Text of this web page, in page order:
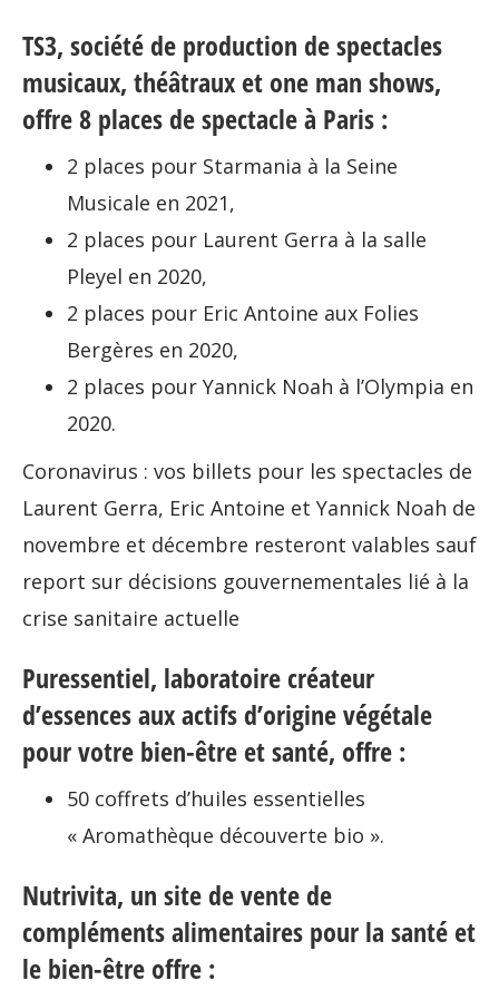
TS3, société de production de spectacles
musicaux, théâtraux et one man shows,
offre 8 places de spectacle à Paris :
2 places pour Starmania à la Seine
Musicale en 2021,
2 places pour Laurent Gerra à la salle
Pleyel en 2020,
2 places pour Eric Antoine aux Folies
Bergères en 2020,
2 places pour Yannick Noah à l’Olympia en
2020.
Coronavirus : vos billets pour les spectacles de
Laurent Gerra, Eric Antoine et Yannick Noah de
novembre et décembre resteront valables sauf
report sur décisions gouvernementales lié à la
crise sanitaire actuelle
Puressentiel, laboratoire créateur
d’essences aux actifs d’origine végétale
pour votre bien-être et santé, offre :
50 coffrets d’huiles essentielles
« Aromathèque découverte bio ».
Nutrivita, un site de vente de
compléments alimentaires pour la santé et
le bien-être offre :